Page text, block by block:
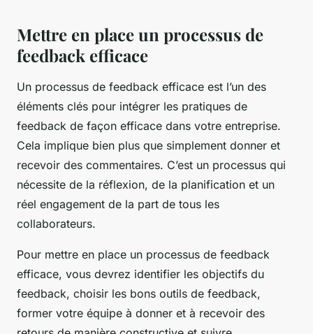
Mettre en place un processus de
feedback efficace
Un processus de feedback efficace est l’un des
éléments clés pour intégrer les pratiques de
feedback de façon efficace dans votre entreprise.
Cela implique bien plus que simplement donner et
recevoir des commentaires. C’est un processus qui
nécessite de la réflexion, de la planification et un
réel engagement de la part de tous les
collaborateurs.
Pour mettre en place un processus de feedback
efficace, vous devrez identifier les objectifs du
feedback, choisir les bons outils de feedback,
former votre équipe à donner et à recevoir des